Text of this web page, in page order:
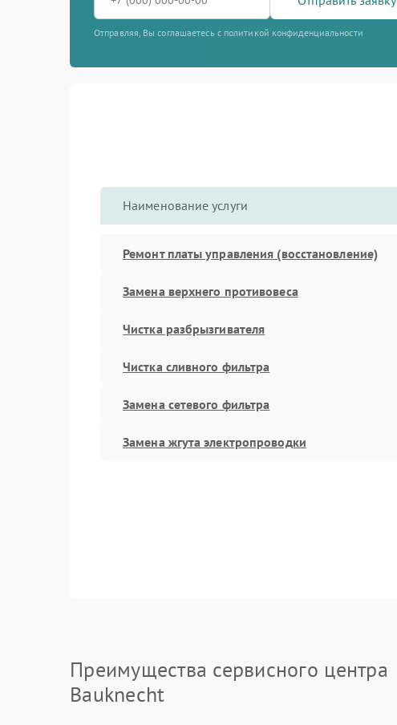
Отправляя, Вы соглашаетесь с политикой конфиденциальности
Наименование услуги
Ремонт платы управления (восстановление)
Замена верхнего противовеса
Чистка разбрызгивателя
Чистка сливного фильтра
Замена сетевого фильтра
Замена жгута электропроводки
Преимущества сервисного центра
Bauknecht